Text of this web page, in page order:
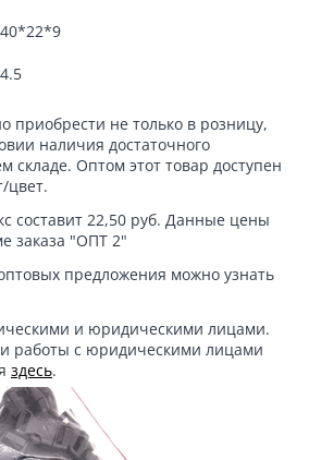
40*22*9
4.5
приобрести не только в розницу,
наличия достаточного
складе. Оптом этот товар доступен
цвет.
составит 22,50 руб. Данные цены
заказа "ОПТ 2"
предложения можно узнать
и юридическими лицами.
работы с юридическими лицами
здесь.